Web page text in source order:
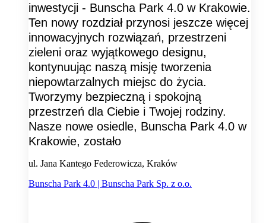
inwestycji - Bunscha Park 4.0 w Krakowie.
Ten nowy rozdział przynosi jeszcze więcej
innowacyjnych rozwiązań, przestrzeni
zieleni oraz wyjątkowego designu,
kontynuując naszą misję tworzenia
niepowtarzalnych miejsc do życia.
Tworzymy bezpieczną i spokojną
przestrzeń dla Ciebie i Twojej rodziny.
Nasze nowe osiedle, Bunscha Park 4.0 w
Krakowie, zostało
ul. Jana Kantego Federowicza, Kraków
Bunscha Park 4.0 | Bunscha Park Sp. z o.o.